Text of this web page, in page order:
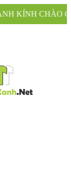
KHÁCH